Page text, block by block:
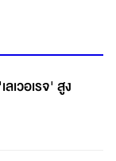
เวอเรจ' สูง